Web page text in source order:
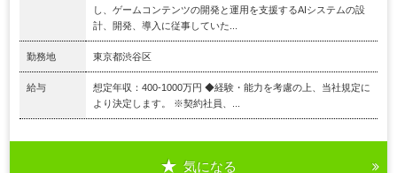
し、ゲームコンテンツの開発と運用を支援するAIシステムの設
計、開発、導入に従事していた...
勤務地 東京都渋谷区
給与
想定年収：400-1000万円 ◆経験・能力を考慮の上、当社規定に
より決定します。 ※契約社員、...
気になる